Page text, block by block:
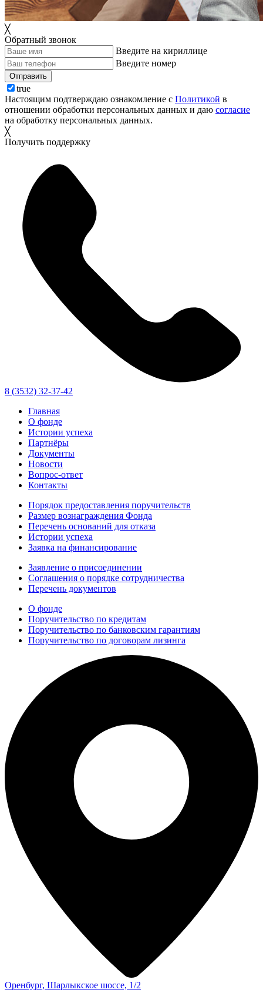
╳
Обратный звонок
Введите на кириллице
Введите номер
Отправить
true
Настоящим подтверждаю ознакомление с Политикой в
отношении обработки персональных данных и даю согласие
на обработку персональных данных.
╳
Получить поддержку
8 (3532) 32-37-42
Главная
О фонде
Истории успеха
Партнёры
Документы
Новости
Вопрос-ответ
Контакты
Порядок предоставления поручительств
Размер вознаграждения Фонда
Перечень оснований для отказа
Истории успеха
Заявка на финансирование
Заявление о присоединении
Соглашения о порядке сотрудничества
Перечень документов
О фонде
Поручительство по кредитам
Поручительство по банковским гарантиям
Поручительство по договорам лизинга
Оренбург, Шарлыкское шоссе, 1/2